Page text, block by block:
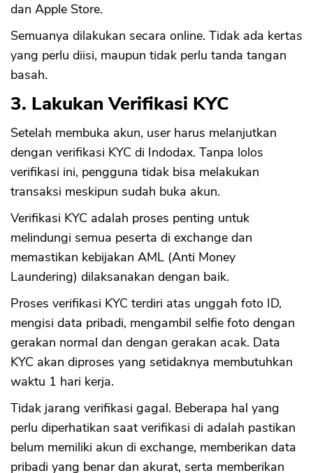
dan Apple Store.
Semuanya dilakukan secara online. Tidak ada kertas
yang perlu diisi, maupun tidak perlu tanda tangan
basah.
3. Lakukan Verifikasi KYC
Setelah membuka akun, user harus melanjutkan
dengan verifikasi KYC di Indodax. Tanpa lolos
verifikasi ini, pengguna tidak bisa melakukan
transaksi meskipun sudah buka akun.
Verifikasi KYC adalah proses penting untuk
melindungi semua peserta di exchange dan
memastikan kebijakan AML (Anti Money
Laundering) dilaksanakan dengan baik.
Proses verifikasi KYC terdiri atas unggah foto ID,
mengisi data pribadi, mengambil selfie foto dengan
gerakan normal dan dengan gerakan acak. Data
KYC akan diproses yang setidaknya membutuhkan
waktu 1 hari kerja.
Tidak jarang verifikasi gagal. Beberapa hal yang
perlu diperhatikan saat verifikasi di adalah pastikan
belum memiliki akun di exchange, memberikan data
pribadi yang benar dan akurat, serta memberikan